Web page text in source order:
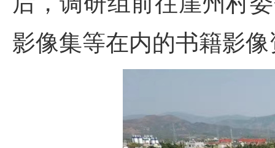
影像集等在内的书籍影